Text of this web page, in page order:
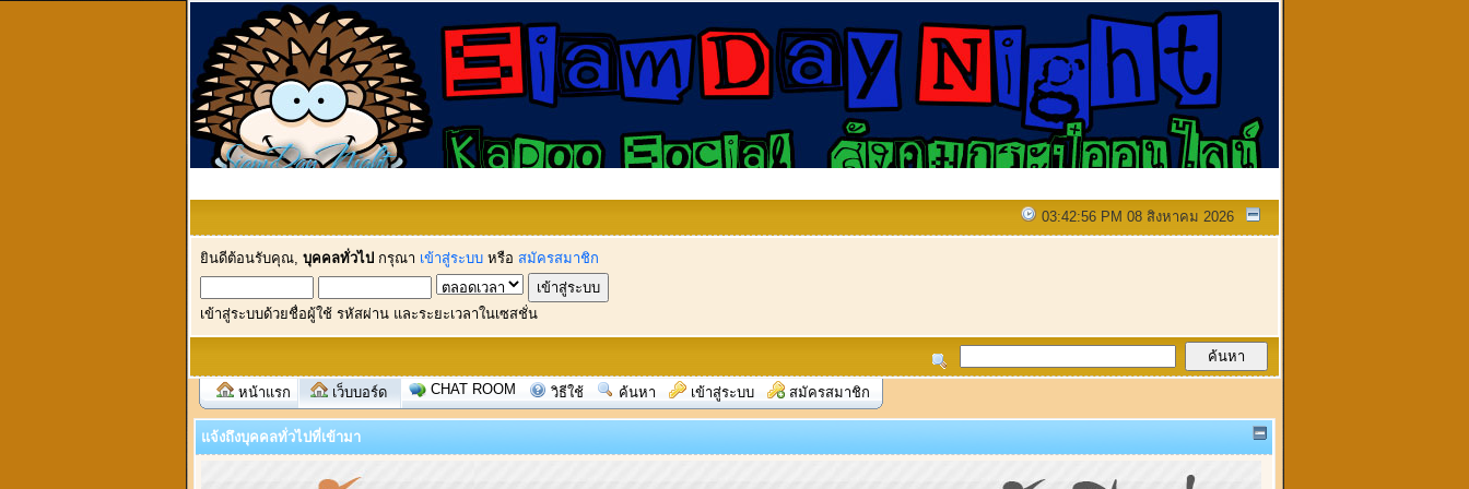
03:42:56 PM 08 สิงหาคม 2026
ยินดีต้อนรับคุณ, บุคคลทั่วไป กรุณา เข้าสู่ระบบ หรือ สมัครสมาชิก
เข้าสู่ระบบด้วยชื่อผู้ใช้ รหัสผ่าน และระยะเวลาในเซสชั่น
หน้าแรก เว็บบอร์ด CHAT ROOM วิธีใช้ ค้นหา เข้าสู่ระบบ สมัครสมาชิก
แจ้งถึงบุคคลทั่วไปที่เข้ามา